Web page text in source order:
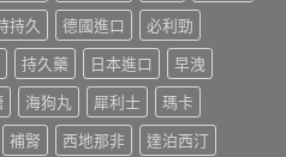
持久 德國進口
必利勁
持久藥 日本進口
早洩
海狗丸 犀利士
瑪卡
補腎 西地那非
達泊西汀